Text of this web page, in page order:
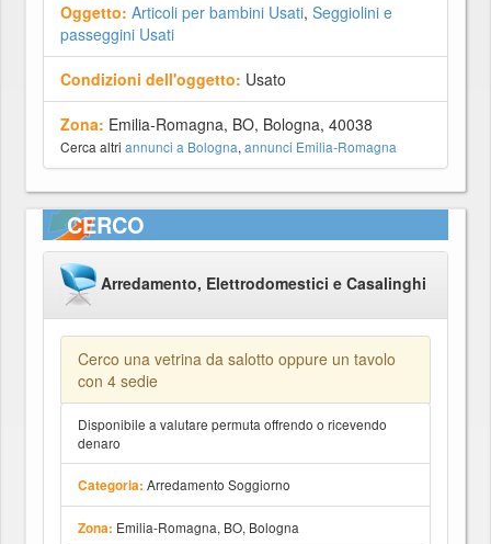
Oggetto: Articoli per bambini Usati, Seggiolini e
passeggini Usati
Condizioni dell'oggetto: Usato
Zona: Emilia-Romagna, BO, Bologna, 40038
Cerca altri annunci a Bologna, annunci Emilia-Romagna
CERCO
Arredamento, Elettrodomestici e Casalinghi
Cerco una vetrina da salotto oppure un tavolo
con 4 sedie
Disponibile a valutare permuta offrendo o ricevendo
denaro
Categoria: Arredamento Soggiorno
Zona: Emilia-Romagna, BO, Bologna